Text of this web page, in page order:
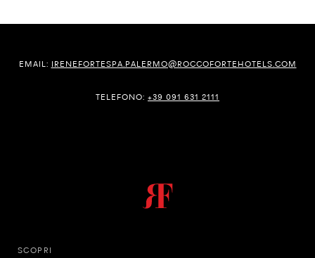
EMAIL: IRENEFORTESPA.PALERMO@ROCCOFORTEHOTELS.COM
TELEFONO: +39 091 631 2111
SCOPRI